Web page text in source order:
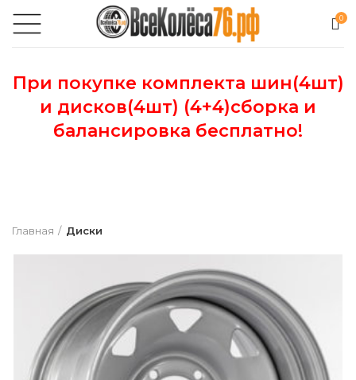
0
При покупке комплекта шин(4шт)
и дисков(4шт) (4+4)сборка и
балансировка бесплатно!
Главная Диски